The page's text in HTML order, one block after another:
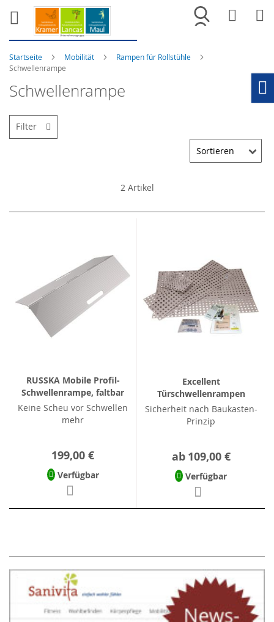
Merkliste
Startseite Mobilität
Rampen für Rollstühle
Schwellenrampe
Schwellenrampe
2Artikel
RUSSKA Mobile Profil-
Schwellenrampe, faltbar
Keine Scheu vor Schwellen
mehr
199,00 €
Verfügbar
Excellent
Türschwellenrampen
Sicherheit nach Baukasten-
Prinzip
ab 109,00 €
Verfügbar
Filter